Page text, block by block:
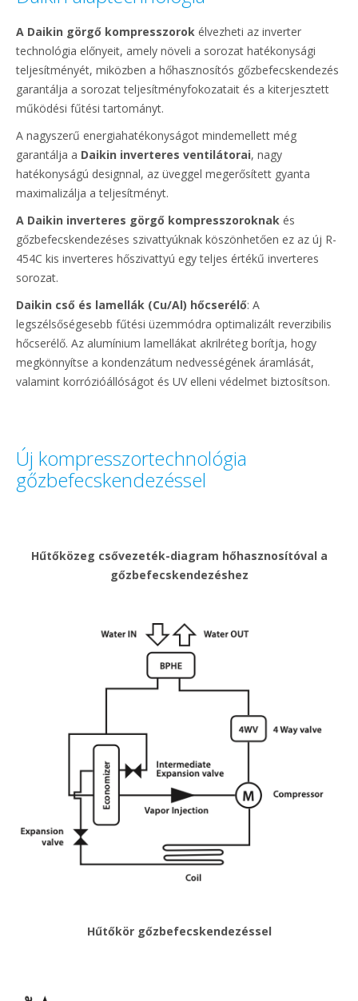
A Daikin görgő kompresszorok élvezheti az inverter
technológia előnyeit, amely növeli a sorozat hatékonysági
teljesítményét, miközben a hőhasznosítós gőzbefecskendezés
garantálja a sorozat teljesítményfokozatait és a kiterjesztett
működési fűtési tartományt.
A nagyszerű energiahatékonyságot mindemellett még
garantálja a Daikin inverteres ventilátorai, nagy
hatékonyságú designnal, az üveggel megerősített gyanta
maximalizálja a teljesítményt.
A Daikin inverteres görgő kompresszoroknak és
gőzbefecskendezéses szivattyúknak köszönhetően ez az új R-
454C kis inverteres hőszivattyú egy teljes értékű inverteres
sorozat.
Daikin cső és lamellák (Cu/Al) hőcserélő: A
legszélsőségesebb fűtési üzemmódra optimalizált reverzibilis
hőcserélő. Az alumínium lamellákat akrilréteg borítja, hogy
megkönnyítse a kondenzátum nedvességének áramlását,
valamint korrózióállóságot és UV elleni védelmet biztosítson.
Új kompresszortechnológia
gőzbefecskendezéssel
Hűtőközeg csővezeték-diagram hőhasznosítóval a
gőzbefecskendezéshez
Hűtőkör gőzbefecskendezéssel